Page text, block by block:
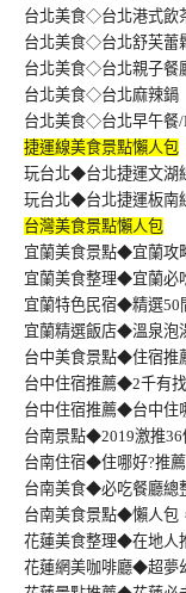
台北美食◇台北港式飲
台北美食◇台北舒芙蕾
台北美食◇台北親子餐
台北美食◇台北麻辣鍋
台北美食◇台北早午餐/
捷運線美食景點懶人包
玩台北◆台北捷運文湖
玩台北◆台北捷運板南
台灣美食景點懶人包
宜蘭美食景點◆宜蘭攻
宜蘭美食整理◆宜蘭必
宜蘭特色民宿◆精選50
宜蘭精選飯店◆溫泉泡
台中美食景點◆住宿推
台中住宿推薦◆2千有
台中住宿推薦◆台中住
台南景點◆2019激推
台南住宿◆住哪好?推
台南美食◆必吃餐廳總
台南美食景點◆懶人包
花蓮美食整理◆在地人
花蓮網美咖啡廳◆超夢